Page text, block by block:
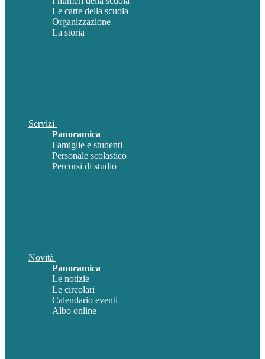
Le carte della scuola
Organizzazione
La storia
Servizi
Panoramica
Famiglie e studenti
Personale scolastico
Percorsi di studio
Novità
Panoramica
Le notizie
Le circolari
Calendario eventi
Albo online